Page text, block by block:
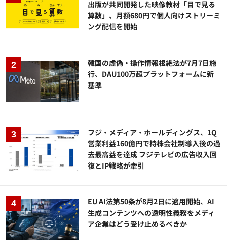
出版が共同開発した映像教材「目で見る
算数」、月額680円で個人向けストリーミ
ング配信を開始
韓国の虚偽・操作情報根絶法が7月7日施
行、DAU100万超プラットフォームに新
基準
フジ・メディア・ホールディングス、1Q
営業利益160億円で持株会社制導入後の過
去最高益を達成 フジテレビの広告収入回
復とIP戦略が牽引
EU AI法第50条が8月2日に適用開始、AI
生成コンテンツへの透明性義務をメディ
ア企業はどう受け止めるべきか